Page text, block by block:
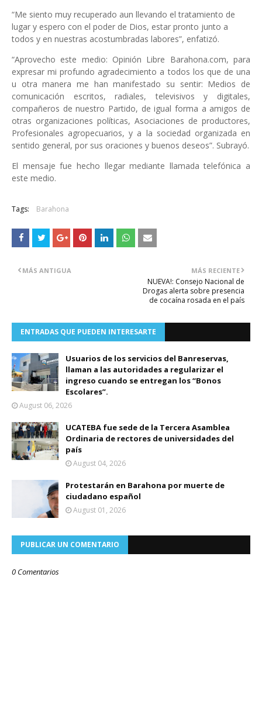
“Me siento muy recuperado aun llevando el tratamiento de
lugar y espero con el poder de Dios, estar pronto junto a
todos y en nuestras acostumbradas labores”, enfatizó.
“Aprovecho este medio: Opinión Libre Barahona.com, para
expresar mi profundo agradecimiento a todos los que de una
u otra manera me han manifestado su sentir: Medios de
comunicación escritos, radiales, televisivos y digitales,
compañeros de nuestro Partido, de igual forma a amigos de
otras organizaciones políticas, Asociaciones de productores,
Profesionales agropecuarios, y a la sociedad organizada en
sentido general, por sus oraciones y buenos deseos”. Subrayó.
El mensaje fue hecho llegar mediante llamada telefónica a
este medio.
Tags: Barahona
MÁS RECIENTE
NUEVA!: Consejo Nacional de
Drogas alerta sobre presencia
de cocaína rosada en el país
MÁS ANTIGUA
ENTRADAS QUE PUEDEN INTERESARTE
Usuarios de los servicios del Banreservas,
llaman a las autoridades a regularizar el
ingreso cuando se entregan los “Bonos
Escolares”.
August 06, 2026
UCATEBA fue sede de la Tercera Asamblea
Ordinaria de rectores de universidades del
país
August 04, 2026
Protestarán en Barahona por muerte de
ciudadano español
August 01, 2026
PUBLICAR UN COMENTARIO
0 Comentarios